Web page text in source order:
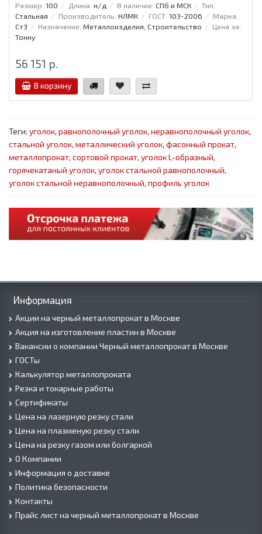
Размер: 100 Длина: н/д В наличие: СПб и МСК
Тип:
Стальная
Производитель: НЛМК ГОСТ: 103-2006
Марка:
Ст3
Назначение: Металлоизделия, Строительство
Цена за:
Тонну
56 151 р.
В корзину
Теги: уголок, равнополочный уголок, неравнополочный уголок,
стальной уголок, металлический уголок, фасонный прокат,
металлопрокат, сортовой прокат, уголок L-образный,
горячекатаный уголок, уголок стальной равнополочный,
уголок стальной неравнополочный, профиль уголок
Информация
Акции на черный металлопрокат в Москве
Акция на изготовление пластин в Москве
Вакансии о компании Черный металлопрокат в Москве
ГОСТы
Калькулятор металлопроката
Резка и токарные работы
Сертификаты
Цена на лазерную резку стали
Цена на плазменую резку стали
Цена на резку газом или болгаркой
О Компании
Информация о доставке
Политика безопасности
Контакты
Прайс лист на черный металлопрокат в Москве